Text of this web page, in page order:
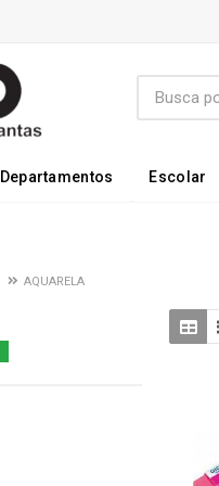
Departamentos Escolar
AQUARELA